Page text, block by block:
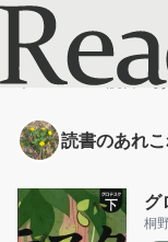
ホーム
読書の
読書のあれ
グ
桐